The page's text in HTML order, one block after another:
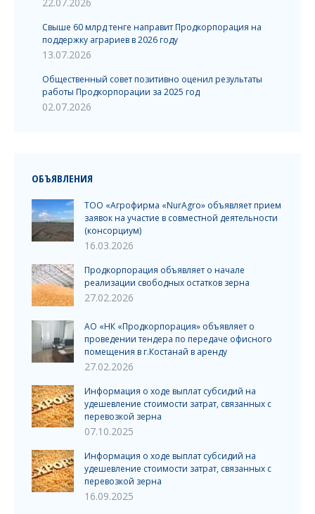
Свыше 60 млрд тенге направит Продкорпорация на
поддержку аграриев в 2026 году
13.07.2026
Общественный совет позитивно оценил результаты
работы Продкорпорации за 2025 год
02.07.2026
ОБЪЯВЛЕНИЯ
ТОО «Агрофирма «NurAgro» объявляет прием
заявок на участие в совместной деятельности
(консорциум)
16.03.2026
Продкорпорация объявляет о начале
реализации свободных остатков зерна
27.02.2026
АО «НК «Продкорпорация» объявляет о
проведении тендера по передаче офисного
помещения в г.Костанай в аренду
27.02.2026
Информация о ходе выплат субсидий на
удешевление стоимости затрат, связанных с
перевозкой зерна
07.10.2025
Информация о ходе выплат субсидий на
удешевление стоимости затрат, связанных с
перевозкой зерна
16.09.2025